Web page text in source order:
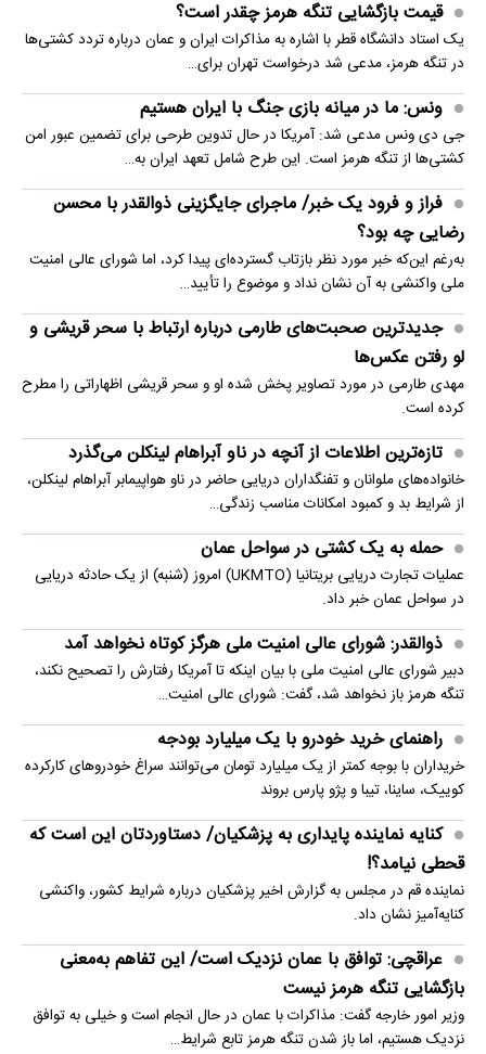
قیمت بازگشایی تنگه هرمز چقدر است؟
یک استاد دانشگاه قطر با اشاره به مذاکرات ایران و عمان درباره تردد کشتی‌ها
در تنگه هرمز، مدعی شد درخواست تهران برای…
ونس: ما در میانه بازی جنگ با ایران هستیم
جی دی ونس مدعی شد: آمریکا در حال تدوین طرحی برای تضمین عبور امن
کشتی‌ها از تنگه هرمز است. این طرح شامل تعهد ایران به…
فراز و فرود یک خبر/ ماجرای جایگزینی ذوالقدر با محسن
رضایی چه بود؟
به‌رغم این‌که خبر مورد نظر بازتاب گسترده‌ای پیدا کرد، اما شورای عالی امنیت
ملی واکنشی به آن نشان نداد و موضوع را تأیید…
جدیدترین صحبت‌های طارمی درباره ارتباط با سحر قریشی و
لو رفتن عکس‌ها
مهدی طارمی در مورد تصاویر پخش شده او و سحر قریشی اظهاراتی را مطرح
کرده است.
تازه‌ترین اطلاعات از آنچه در ناو آبراهام لینکلن می‌گذرد
خانواده‌های ملوانان و تفنگداران دریایی حاضر در ناو هواپیمابر آبراهام لینکلن،
از شرایط بد و کمبود امکانات مناسب زندگی…
حمله به یک کشتی در سواحل عمان
عملیات تجارت دریایی بریتانیا (UKMTO) امروز (شنبه) از یک حادثه دریایی
در سواحل عمان خبر داد.
ذوالقدر: شورای عالی امنیت ملی هرگز کوتاه نخواهد آمد
دبیر شورای عالی امنیت ملی با بیان اینکه تا آمریکا رفتارش را تصحیح نکند،
تنگه هرمز باز نخواهد شد، گفت: شورای عالی امنیت…
راهنمای خرید خودرو با یک میلیارد بودجه
خریداران با بوجه کمتر از یک میلیارد تومان می‌توانند سراغ خودروهای کارکرده
کوییک، ساینا، تیبا و پژو پارس بروند
کنایه نماینده پایداری به پزشکیان/ دستاوردتان این است که
قحطی نیامد؟!
نماینده قم در مجلس به گزارش اخیر پزشکیان درباره شرایط کشور، واکنشی
کنایه‌آمیز نشان داد.
عراقچی: توافق با عمان نزدیک است/ این تفاهم به‌معنی
بازگشایی تنگه هرمز نیست
وزیر امور خارجه گفت: مذاکرات با عمان در حال انجام است و خیلی به توافق
نزدیک هستیم، اما باز شدن تنگه هرمز تابع شرایط…